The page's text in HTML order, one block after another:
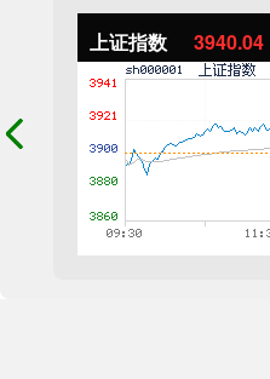
上证指数 3940.04